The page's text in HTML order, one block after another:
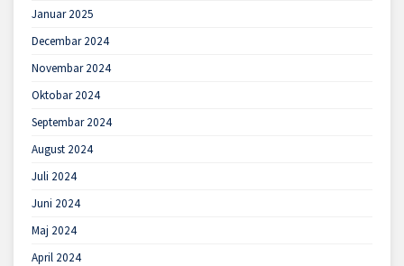
Januar 2025
Decembar 2024
Novembar 2024
Oktobar 2024
Septembar 2024
August 2024
Juli 2024
Juni 2024
Maj 2024
April 2024